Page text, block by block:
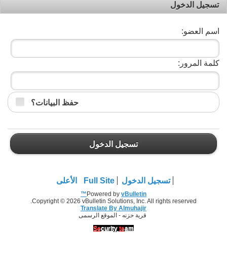
تسجيل الدخول
اسم العضو:
كلمة المرور:
حفظ البيانات؟
تسجيل الدخول
تسجيل الدخول Full Site الأعلى
Powered by vBulletin™
Copyright © 2026 vBulletin Solutions, Inc. All rights reserved.
Translate By Almuhajir
قرية حزنه - الموقع الرسمى
Security team